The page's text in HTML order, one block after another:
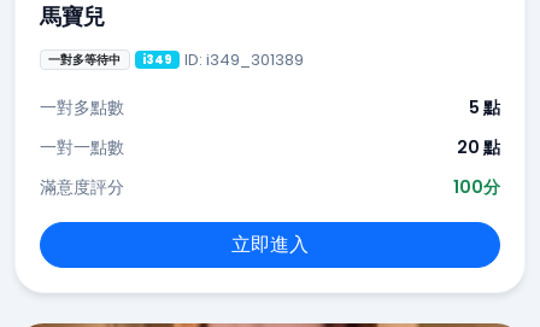
馬寶兒
一對多等待中 i349 ID: i349_301389
一對多點數
5 點
一對一點數
20 點
滿意度評分
100分
立即進入